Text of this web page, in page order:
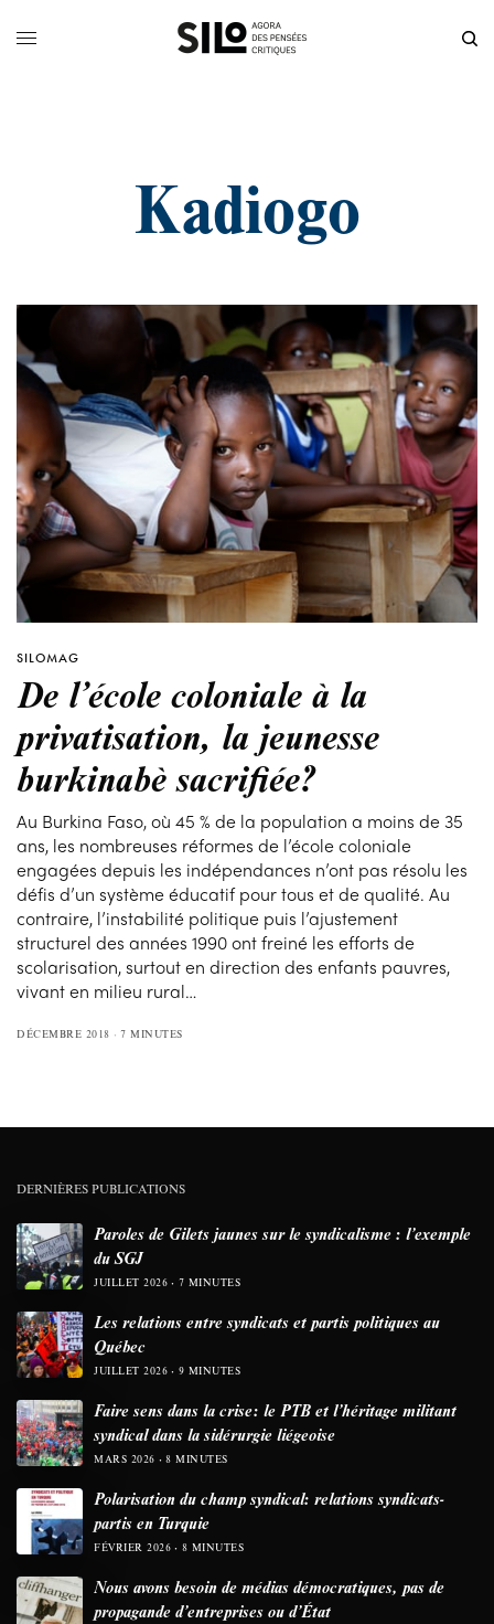
Kadiogo
SILOMAG
De l’école coloniale à la
privatisation, la jeunesse
burkinabè sacrifiée?
Au Burkina Faso, où 45 % de la population a moins de 35
ans, les nombreuses réformes de l’école coloniale
engagées depuis les indépendances n’ont pas résolu les
défis d’un système éducatif pour tous et de qualité. Au
contraire, l’instabilité politique puis l’ajustement
structurel des années 1990 ont freiné les efforts de
scolarisation, surtout en direction des enfants pauvres,
vivant en milieu rural…
DÉCEMBRE 2018 7 MINUTES
DERNIÈRES PUBLICATIONS
Paroles de Gilets jaunes sur le syndicalisme : l’exemple
du SGJ
JUILLET 2026 7 MINUTES
Les relations entre syndicats et partis politiques au
Québec
JUILLET 2026 9 MINUTES
Faire sens dans la crise: le PTB et l’héritage militant
syndical dans la sidérurgie liégeoise
MARS 2026 8 MINUTES
Polarisation du champ syndical: relations syndicats-
partis en Turquie
FÉVRIER 2026 8 MINUTES
Nous avons besoin de médias démocratiques, pas de
propagande d’entreprises ou d’État